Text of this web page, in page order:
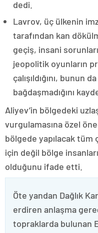
dedi.
Lavrov, üç ülkenin
tarafından kan
geçiş, insani
jeopolitik oyunların
çalışıldığını, bunun
bağdaşmadığını
Aliyev’in bölgedeki
vurgulamasına özel
bölgede yapılacak tüm
için değil bölge
olduğunu ifade etti.
Öte yandan Dağlık
erdiren anlaşma
topraklarda bulunan